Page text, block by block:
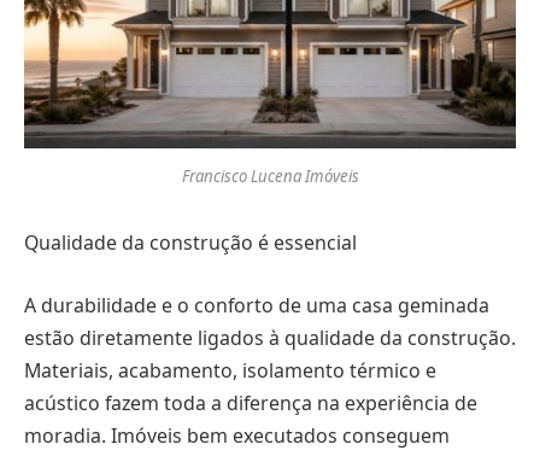
Francisco Lucena Imóveis
Qualidade da construção é essencial
A durabilidade e o conforto de uma casa geminada
estão diretamente ligados à qualidade da construção.
Materiais, acabamento, isolamento térmico e
acústico fazem toda a diferença na experiência de
moradia. Imóveis bem executados conseguem